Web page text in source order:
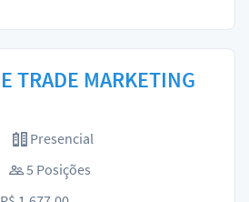
TRADE MARKETING
Presencial
5 Posições